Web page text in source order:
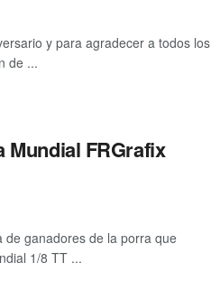
y para agradecer a todos los
de ...
Mundial FRGrafix
de ganadores de la porra que
1/8 TT ...